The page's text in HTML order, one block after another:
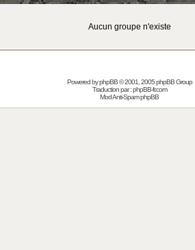
Aucun groupe n'existe
Powered byphpBB© 2001, 2005 phpBB Group
Traduction par :phpBB-fr.com
Mod Anti-Spam phpBB